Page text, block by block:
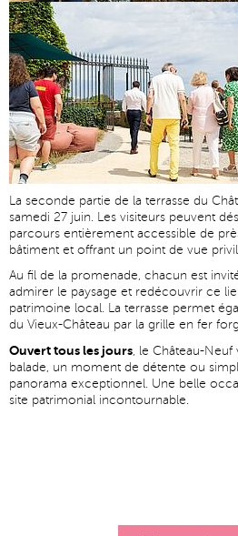
La seconde partie de la terrasse du
samedi 27 juin. Les visiteurs peuvent
parcours entièrement accessible de
bâtiment et offrant un point de vue
Au fil de la promenade, chacun est
admirer le paysage et redécouvrir ce
patrimoine local. La terrasse permet
du Vieux-Château par la grille en fer
Ouvert tous les jours, le Château-
balade, un moment de détente ou
panorama exceptionnel. Une belle
site patrimonial incontournable.